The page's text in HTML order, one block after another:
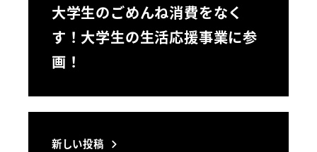
大学生のごめんね消費をなく
す！大学生の生活応援事業に参
画！
新しい投稿